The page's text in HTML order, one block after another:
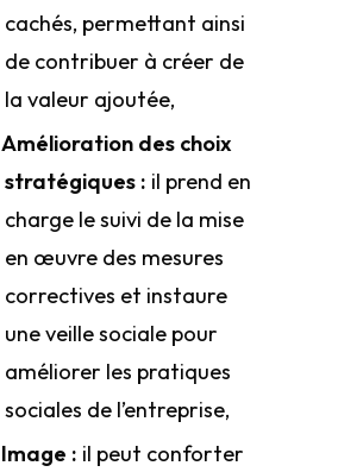
cachés, permettant ainsi
de contribuer à créer de
la valeur ajoutée,
Amélioration des choix
stratégiques : il prend en
charge le suivi de la mise
en œuvre des mesures
correctives et instaure
une veille sociale pour
améliorer les pratiques
sociales de l’entreprise,
Image : il peut conforter